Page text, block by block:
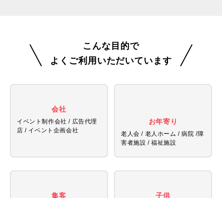
こんな目的で
よくご利用いただいています
会社
イベント制作会社 / 広告代理
店 / イベント企画会社
お年寄り
老人会 / 老人ホーム / 病院 /障
害者施設 / 福祉施設
集客 子供